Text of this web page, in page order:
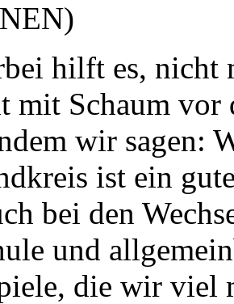
hilft es, nicht
mit Schaum
wir sagen:
ist ein
bei den
und
die wir viel